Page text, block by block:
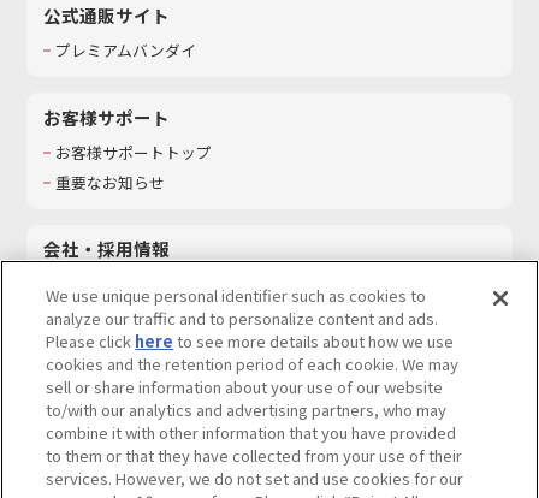
公式通販サイト
プレミアムバンダイ
お客様サポート
お客様サポートトップ
重要なお知らせ
会社・採用情報
採用情報
サステナビリティ
お問い合わせ
ウェブサイトご利用条件 ソーシャルメディアポリシー
We use unique personal identifier such as cookies to
analyze our traffic and to personalize content and ads.
Please click here to see more details about how we use
cookies and the retention period of each cookie. We may
sell or share information about your use of our website
to/with our analytics and advertising partners, who may
combine it with other information that you have provided
to them or that they have collected from your use of their
services. However, we do not set and use cookies for our